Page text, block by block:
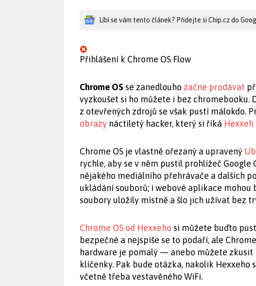
Líbí se vám tento článek? Přidejte si Chip.cz do
Přihlášení k Chrome OS Flow
Chrome OS se zanedlouho začne prodávat
vyzkoušet si ho můžete i bez chromebooku.
z otevřených zdrojů se však pustí málokdo.
obrazy náctiletý hacker, který si říká Hexxeh
Chrome OS je vlastně ořezaný a upravený
rychle, aby se v něm pustil prohlížeč Google
nějakého mediálního přehrávače a dalších
ukládání souborů; i webové aplikace mohou
soubory uložily místně a šlo jich užívat bez
Chrome OS od Hexxeho si můžete buďto
bezpečné a nejspíše se to podaří, ale
hardware je pomalý — anebo můžete zkusit
klíčenky. Pak bude otázka, nakolik Hexxeho
včetně třeba vestavěného WiFi.